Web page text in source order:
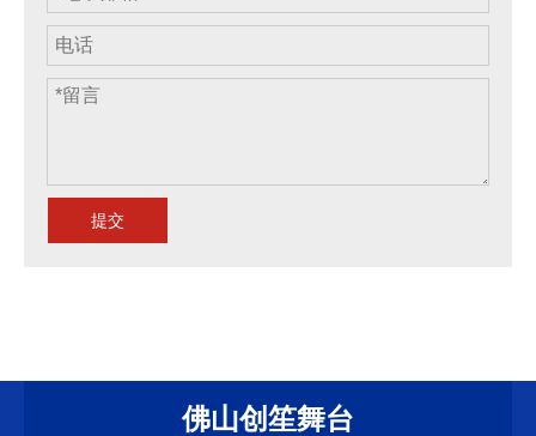
提交
佛山创笙舞台